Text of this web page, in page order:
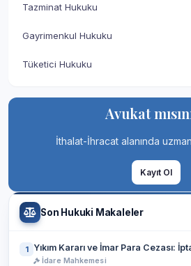
Tazminat Hukuku
Gayrimenkul Hukuku
Tüketici Hukuku
Avukat
İthalat-İhracat alanında
Kayıt Ol
Son Hukuki Makaleler
1 Yıkım Kararı ve İmar Para Cezası:
İdare Mahkemesi